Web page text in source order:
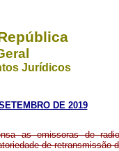
Jurídicos
DE 2019
as emissoras de
de retransmissão